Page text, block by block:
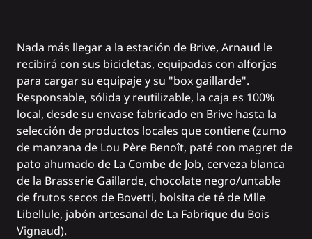
Nada más llegar a la estación de Brive, Arnaud le
recibirá con sus bicicletas, equipadas con alforjas
para cargar su equipaje y su "box gaillarde".
Responsable, sólida y reutilizable, la caja es 100%
local, desde su envase fabricado en Brive hasta la
selección de productos locales que contiene (zumo
de manzana de Lou Père Benoît, paté con magret de
pato ahumado de La Combe de Job, cerveza blanca
de la Brasserie Gaillarde, chocolate negro/untable
de frutos secos de Bovetti, bolsita de té de Mlle
Libellule, jabón artesanal de La Fabrique du Bois
Vignaud).